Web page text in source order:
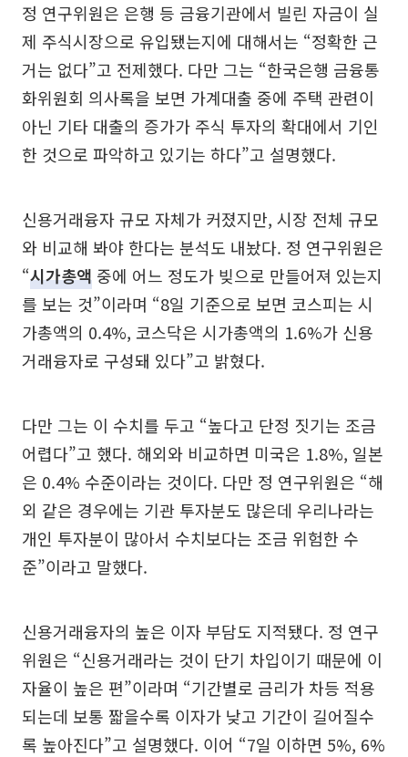
정 연구위원은 은행 등 금융기관에서 빌린 자금이 실
제 주식시장으로 유입됐는지에 대해서는 “정확한 근
거는 없다”고 전제했다. 다만 그는 “한국은행 금융통
화위원회 의사록을 보면 가계대출 중에 주택 관련이
아닌 기타 대출의 증가가 주식 투자의 확대에서 기인
한 것으로 파악하고 있기는 하다”고 설명했다.
신용거래융자 규모 자체가 커졌지만, 시장 전체 규모
와 비교해 봐야 한다는 분석도 내놨다. 정 연구위원은
“시가총액 중에 어느 정도가 빚으로 만들어져 있는지
를 보는 것”이라며 “8일 기준으로 보면 코스피는 시
가총액의 0.4%, 코스닥은 시가총액의 1.6%가 신용
거래융자로 구성돼 있다”고 밝혔다.
다만 그는 이 수치를 두고 “높다고 단정 짓기는 조금
어렵다”고 했다. 해외와 비교하면 미국은 1.8%, 일본
은 0.4% 수준이라는 것이다. 다만 정 연구위원은 “해
외 같은 경우에는 기관 투자분도 많은데 우리나라는
개인 투자분이 많아서 수치보다는 조금 위험한 수
준”이라고 말했다.
신용거래융자의 높은 이자 부담도 지적됐다. 정 연구
위원은 “신용거래라는 것이 단기 차입이기 때문에 이
자율이 높은 편”이라며 “기간별로 금리가 차등 적용
되는데 보통 짧을수록 이자가 낮고 기간이 길어질수
록 높아진다”고 설명했다. 이어 “7일 이하면 5%, 6%